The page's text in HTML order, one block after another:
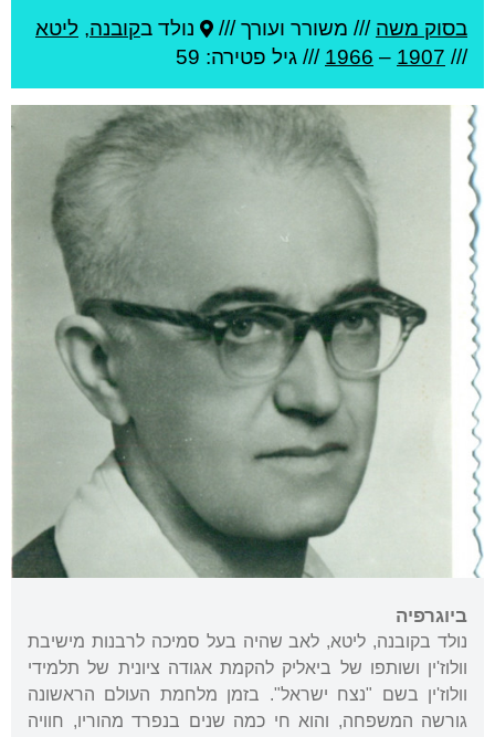
בסוק משה /// משורר ועורך /// נולד בקובנה, ליטא
///
1907
–
1966 /// גיל פטירה: 59
ביוגרפיה
נולד בקובנה, ליטא, לאב שהיה בעל סמיכה לרבנות מישיבת
וולוז'ין ושותפו של ביאליק להקמת אגודה ציונית של תלמידי
וולוז'ין בשם "נצח ישראל". בזמן מלחמת העולם הראשונה
גורשה המשפחה, והוא חי כמה שנים בנפרד מהוריו, חוויה